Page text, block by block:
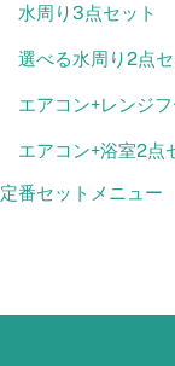
水周り3点セット
選べる水周り2点セ
エアコン+レンジ
エアコン+浴室2点
定番セットメニュー